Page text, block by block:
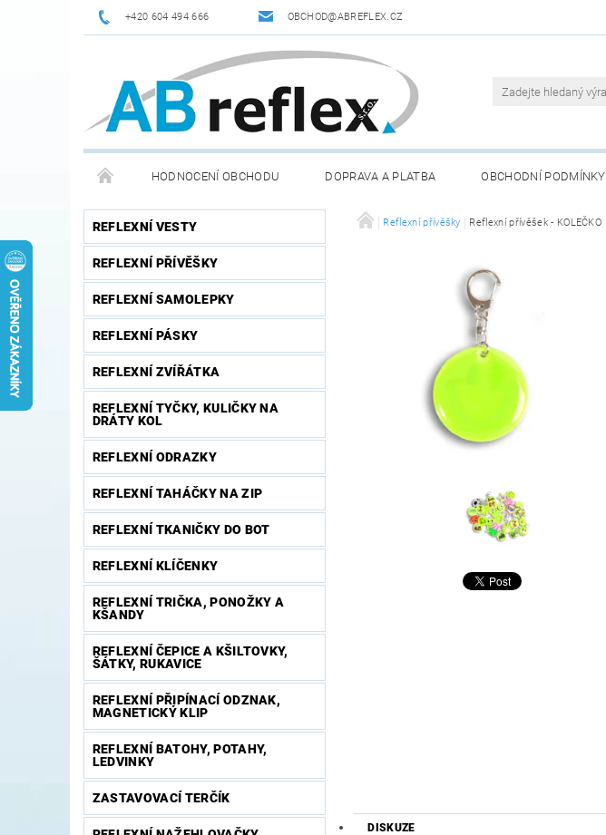
+420 604 494 666 OBCHOD@ABREFLEX.CZ
HODNOCENÍ OBCHODU DOPRAVA A PLATBA OBCHODNÍ PODMÍNKY
ZPĚTNÝ ODBĚR VYSLOUŽILÝCH ELEKTROZAŘÍZENÍ / BATERIÍ
REFLEXNÍ VESTY
REFLEXNÍ PŘÍVĚŠKY
REFLEXNÍ SAMOLEPKY
REFLEXNÍ PÁSKY
REFLEXNÍ ZVÍŘÁTKA
REFLEXNÍ TYČKY, KULIČKY NA
DRÁTY KOL
REFLEXNÍ ODRAZKY
REFLEXNÍ TAHÁČKY NA ZIP
REFLEXNÍ TKANIČKY DO BOT
REFLEXNÍ KLÍČENKY
REFLEXNÍ TRIČKA, PONOŽKY A
KŠANDY
REFLEXNÍ ČEPICE A KŠILTOVKY,
ŠÁTKY, RUKAVICE
REFLEXNÍ PŘIPÍNACÍ ODZNAK,
MAGNETICKÝ KLIP
REFLEXNÍ BATOHY, POTAHY,
LEDVINKY
ZASTAVOVACÍ TERČÍK
Reflexní přívěšky Reflexní přívěšek - KOLEČKO
DISKUZE